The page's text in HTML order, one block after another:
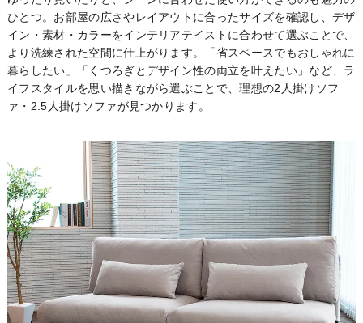
ひとつ。お部屋の広さやレイアウトに合ったサイズを確認し、デザ
イン・素材・カラーをインテリアテイストに合わせて選ぶことで、
より洗練された空間に仕上がります。「省スペースでもおしゃれに
暮らしたい」「くつろぎとデザイン性の両立を叶えたい」など、ラ
イフスタイルを思い描きながら選ぶことで、理想の2人掛けソフ
ァ・2.5人掛けソファが見つかります。